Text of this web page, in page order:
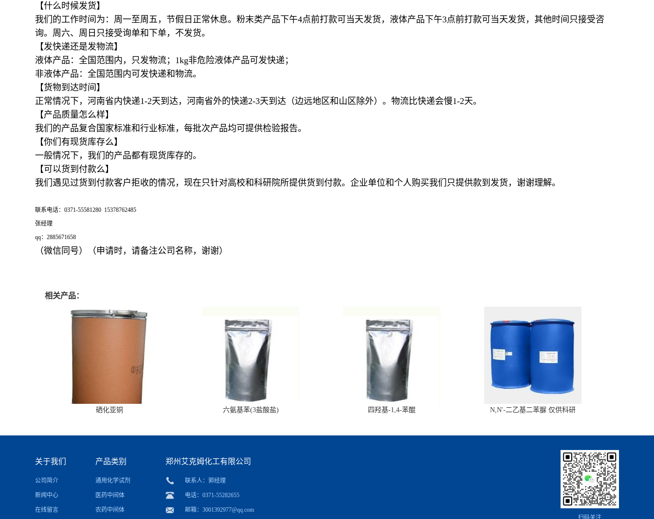
【什么时候发货】
我们的工作时间为：周一至周五，节假日正常休息。粉末类产品下午4点前打款可当天发货，液体产品下午3点前打款可当天发货，其他时间只接受咨
询。周六、周日只接受询单和下单，不发货。
【发快递还是发物流】
液体产品：全国范围内，只发物流；1kg非危险液体产品可发快递；
非液体产品：全国范围内可发快递和物流。
【货物到达时间】
正常情况下，河南省内快递1-2天到达，河南省外的快递2-3天到达（边远地区和山区除外）。物流比快递会慢1-2天。
【产品质量怎么样】
我们的产品复合国家标准和行业标准，每批次产品均可提供检验报告。
【你们有现货库存么】
一般情况下，我们的产品都有现货库存的。
【可以货到付款么】
我们遇见过货到付款客户拒收的情况，现在只针对高校和科研院所提供货到付款。企业单位和个人购买我们只提供款到发货，谢谢理解。
联系电话：0371-55581280 15378762485
张经理
qq：2885671658
（微信同号）（申请时，请备注公司名称，谢谢）
相关产品：
硒化亚铜 六氨基苯(3盐酸盐) 四羟基-1,4-苯醌 N,N'-二乙基二苯脲 仅供科研
关于我们
公司简介
新闻中心
在线留言
产品类别
通用化学试剂
医药中间体
农药中间体
郑州艾克姆化工有限公司
联系人：郭经理
电话：0371-55282655
邮箱： 3001392977@qq.com
扫码关注